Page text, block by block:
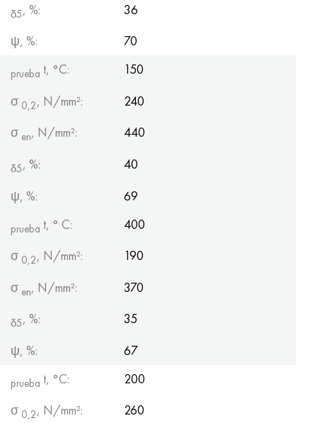
δ5, %:
36
ψ, %:
70
prueba t, °С:
150
σ 0,2, N/mm²:
240
σ en, N/mm²: 440
δ5, %:
40
ψ, %:
69
prueba t, ° С:
400
σ 0,2, N/mm²:
190
σ en, N/mm²: 370
δ5, %:
35
ψ, %:
67
prueba t, °С:
200
σ 0,2, N/mm²:
260